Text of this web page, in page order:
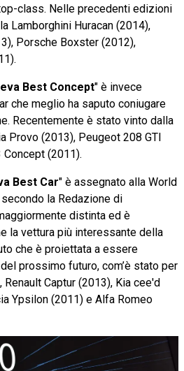
class. Nelle precedenti edizioni
Lamborghini Huracan (2014),
Porsche Boxster (2012),
Best Concept" è invece
che meglio ha saputo coniugare
Recentemente è stato vinto dalla
Provo (2013), Peugeot 208 GTI
(2011).
Best Car" è assegnato alla World
la Redazione di
distinta ed è
la vettura più interessante della
che è proiettata a essere
prossimo futuro, com’è stato per
Captur (2013), Kia cee'd
Ypsilon (2011) e Alfa Romeo